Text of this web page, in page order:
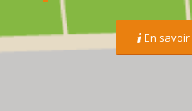
En savoir